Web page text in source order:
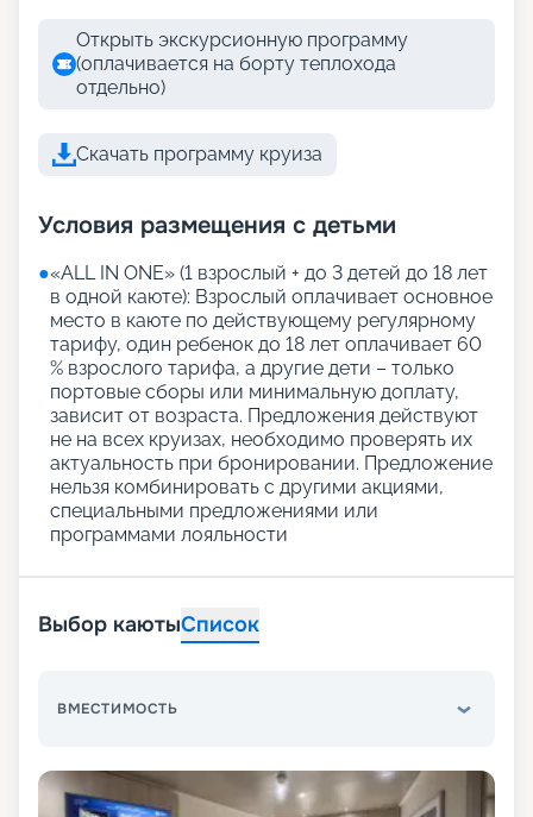
Открыть экскурсионную программу
(оплачивается на борту теплохода
отдельно)
Скачать программу круиза
Условия размещения с детьми
●«АLL IN ONE» (1 взрослый + до 3 детей до 18 лет
в одной каюте): Взрослый оплачивает основное
место в каюте по действующему регулярному
тарифу, один ребенок до 18 лет оплачивает 60
% взрослого тарифа, а другие дети – только
портовые сборы или минимальную доплату,
зависит от возраста. Предложения действуют
не на всех круизах, необходимо проверять их
актуальность при бронировании. Предложение
нельзя комбинировать с другими акциями,
специальными предложениями или
программами лояльности
Выбор каютыСписок
ВМЕСТИМОСТЬ